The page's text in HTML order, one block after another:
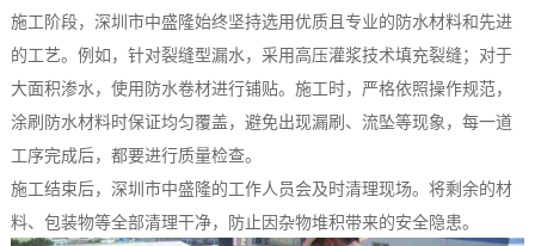
施工阶段，深圳市中盛隆始终坚持选用优质且专业的防水材料和先进
的工艺。例如，针对裂缝型漏水，采用高压灌浆技术填充裂缝；对于
大面积渗水，使用防水卷材进行铺贴。施工时，严格依照操作规范，
涂刷防水材料时保证均匀覆盖，避免出现漏刷、流坠等现象，每一道
工序完成后，都要进行质量检查。
施工结束后，深圳市中盛隆的工作人员会及时清理现场。将剩余的材
料、包装物等全部清理干净，防止因杂物堆积带来的安全隐患。